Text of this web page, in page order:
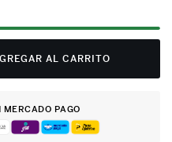
AL CARRITO
MERCADO PAGO